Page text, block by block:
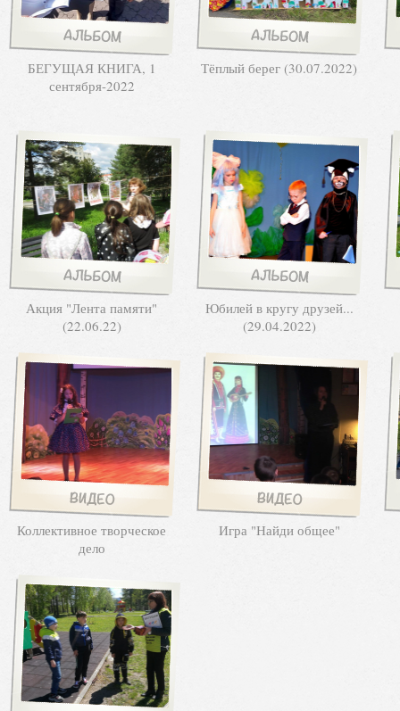
БЕГУЩАЯ КНИГА, 1
сентября-2022
Тёплый берег (30.07.2022)
Акция "Лента памяти"
(22.06.22)
Юбилей в кругу друзей...
(29.04.2022)
Коллективное творческое
дело
Игра "Найди общее"